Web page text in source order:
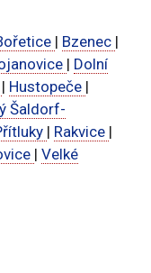
| Bzenec |
| Dolní
| Hustopeče |
Šaldorf-
| Rakvice |
| Velké